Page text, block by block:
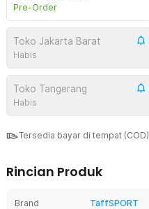
Pre-Order
Toko Jakarta Barat
Habis
Toko Tangerang
Habis
Tersedia bayar di tempat (COD)
Rincian Produk
Brand
TaffSPORT